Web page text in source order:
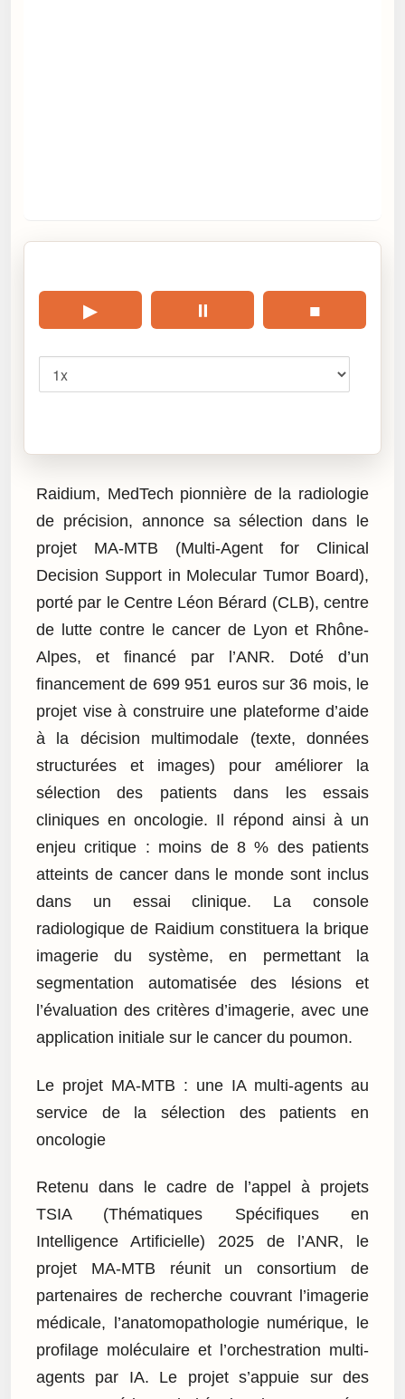
▶ ⏸ ■
Raidium, MedTech pionnière de la radiologie
de précision, annonce sa sélection dans le
projet MA-MTB (Multi-Agent for Clinical
Decision Support in Molecular Tumor Board),
porté par le Centre Léon Bérard (CLB), centre
de lutte contre le cancer de Lyon et Rhône-
Alpes, et financé par l’ANR. Doté d’un
financement de 699 951 euros sur 36 mois, le
projet vise à construire une plateforme d’aide
à la décision multimodale (texte, données
structurées et images) pour améliorer la
sélection des patients dans les essais
cliniques en oncologie. Il répond ainsi à un
enjeu critique : moins de 8 % des patients
atteints de cancer dans le monde sont inclus
dans un essai clinique. La console
radiologique de Raidium constituera la brique
imagerie du système, en permettant la
segmentation automatisée des lésions et
l’évaluation des critères d’imagerie, avec une
application initiale sur le cancer du poumon.
Le projet MA-MTB : une IA multi-agents au
service de la sélection des patients en
oncologie
Retenu dans le cadre de l’appel à projets
TSIA (Thématiques Spécifiques en
Intelligence Artificielle) 2025 de l’ANR, le
projet MA-MTB réunit un consortium de
partenaires de recherche couvrant l’imagerie
médicale, l’anatomopathologie numérique, le
profilage moléculaire et l’orchestration multi-
agents par IA. Le projet s’appuie sur des